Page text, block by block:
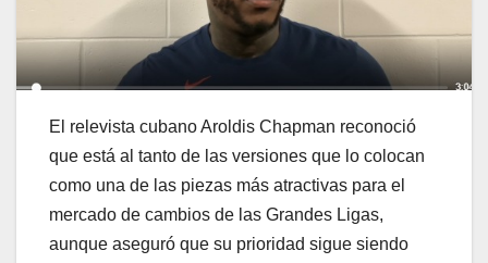
El relevista cubano Aroldis Chapman reconoció
que está al tanto de las versiones que lo colocan
como una de las piezas más atractivas para el
mercado de cambios de las Grandes Ligas,
aunque aseguró que su prioridad sigue siendo